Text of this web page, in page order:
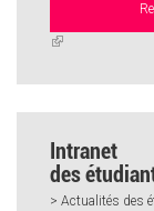
(link
Intranet
des
> Actualités des